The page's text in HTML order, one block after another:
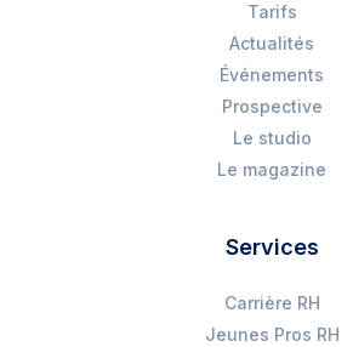
Tarifs
Actualités
Événements
Prospective
Le studio
Le magazine
Services
Carrière RH
Jeunes Pros RH